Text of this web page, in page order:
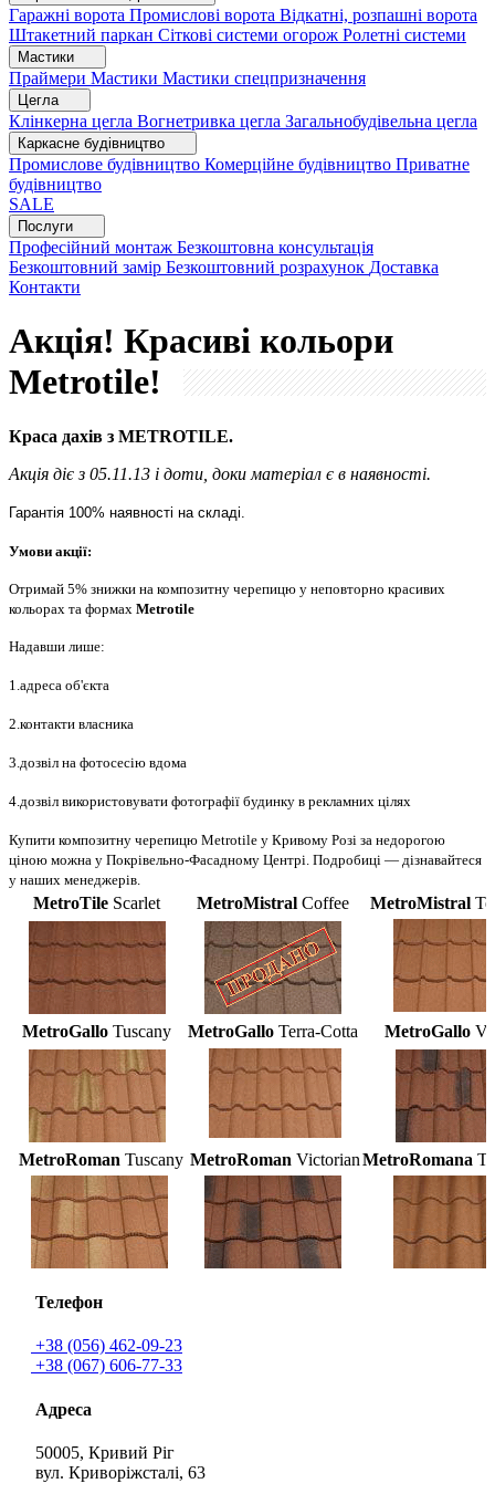
Гаражні ворота Промислові ворота Відкатні, розпашні ворота
Штакетний паркан Сіткові системи огорож Ролетні системи
Мастики
Праймери Мастики Мастики спецпризначення
Цегла
Клінкерна цегла Вогнетривка цегла Загальнобудівельна цегла
Каркасне будівництво
Промислове будівництво Комерційне будівництво Приватне
будівництво
SALE
Послуги
Професійний монтаж Безкоштовна консультація
Безкоштовний замір Безкоштовний розрахунок Доставка
Контакти
Акція! Красиві кольори
Metrotile!
Краса дахів з METROTILE.
Акція діє з 05.11.13 і доти, доки матеріал є в наявності.
Гарантія 100% наявності на складі.
Умови акції:
Отримай 5% знижки на композитну черепицю у неповторно красивих
кольорах та формах Metrotile
Надавши лише:
1.адреса об'єкта
2.контакти власника
3.дозвіл на фотосесію вдома
4.дозвіл використовувати фотографії будинку в рекламних цілях
Купити композитну черепицю Metrotile у Кривому Розі за недорогою
ціною можна у Покрівельно-Фасадному Центрі. Подробиці — дізнавайтеся
у наших менеджерів.
MetroTile Scarlet MetroMistral Coffee MetroMistral
MetroGallo Tuscany MetroGallo Terra-Cotta MetroGallo
MetroRoman Tuscany MetroRoman VictorianMetroRomana
Телефон
+38 (056) 462-09-23
+38 (067) 606-77-33
Адреса
50005, Кривий Ріг
вул. Криворіжсталі, 63